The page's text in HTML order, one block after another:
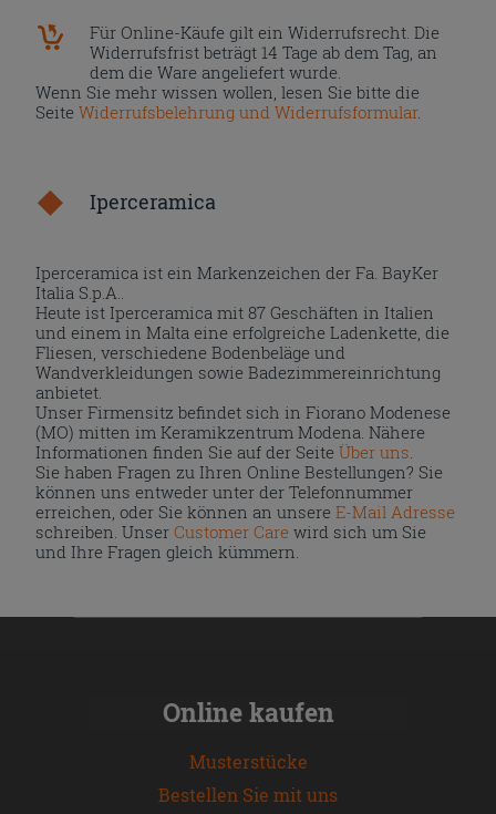
Für Online-Käufe gilt ein Widerrufsrecht. Die
Widerrufsfrist beträgt 14 Tage ab dem Tag, an
dem die Ware angeliefert wurde.
Wenn Sie mehr wissen wollen, lesen Sie bitte die
SeiteWiderrufsbelehrung und Widerrufsformular.
Iperceramica
Iperceramica ist ein Markenzeichen der Fa. BayKer
Italia S.p.A..
Heute ist Iperceramica mit 87 Geschäften in Italien
und einem in Malta eine erfolgreiche Ladenkette, die
Fliesen, verschiedene Bodenbeläge und
Wandverkleidungen sowie Badezimmereinrichtung
anbietet.
Unser Firmensitz befindet sich in Fiorano Modenese
(MO) mitten im Keramikzentrum Modena. Nähere
Informationen finden Sie auf der Seite Über uns
Sie haben Fragen zu Ihren Online Bestellungen? Sie
können uns entweder unter der Telefonnummer
erreichen, oder Sie können an unsereE-Mail Adresse
schreiben. UnserCustomer Care wird sich um Sie
und Ihre Fragen gleich kümmern.
Online kaufen
Musterstücke
Bestellen Sie mit uns